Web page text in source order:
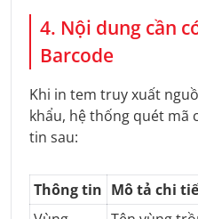
4. Nội dung cần
Barcode
Khi in tem truy xuất
khẩu, hệ thống quét mã
tin sau:
Thông tin Mô tả chi